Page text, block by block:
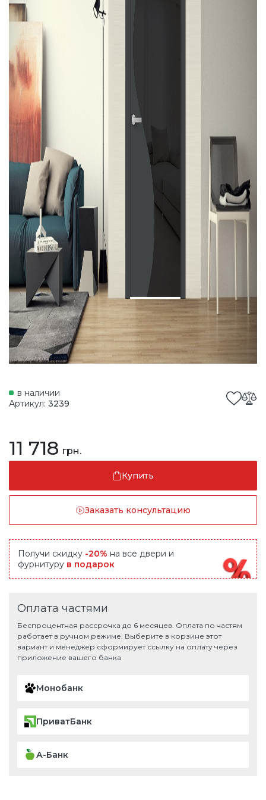
в наличии
Артикул: 3239
11 718 грн.
Купить
Заказать консультацию
Получи скидку -20% на все двери и
фурнитуру в подарок
Оплата частями
Беспроцентная рассрочка до 6 месяцев. Оплата по частям
работает в ручном режиме. Выберите в корзине этот
вариант и менеджер сформирует ссылку на оплату через
приложение вашего банка
Монобанк
ПриватБанк
А-Банк